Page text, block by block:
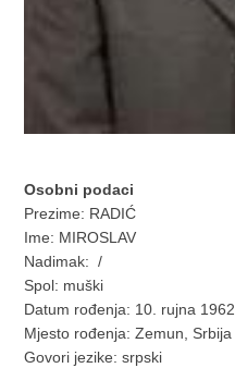
Osobni podaci
Prezime: RADIĆ
Ime: MIROSLAV
Nadimak: /
Spol: muški
Datum rođenja: 10. rujna 1962.
Mjesto rođenja: Zemun, Srbija
Govori jezike: srpski